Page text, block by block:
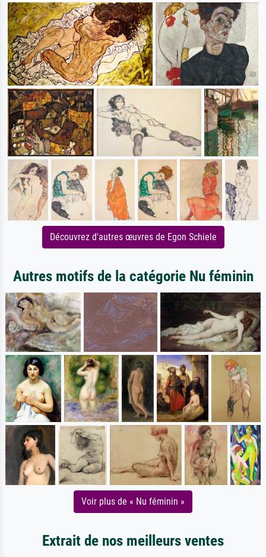
Découvrez d'autres œuvres de Egon Schiele
Autres motifs de la catégorie Nu féminin
Voir plus de « Nu féminin »
Extrait de nos meilleurs ventes